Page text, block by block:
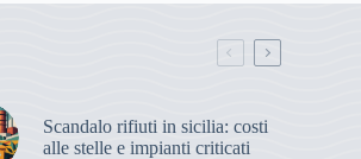
Scandalo rifiuti in sicilia: costi
alle stelle e impianti criticati